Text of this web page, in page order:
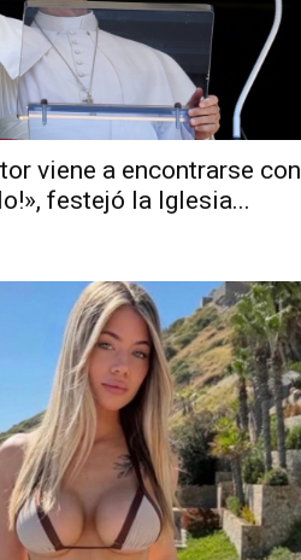
viene a encontrarse con
festejó la Iglesia...